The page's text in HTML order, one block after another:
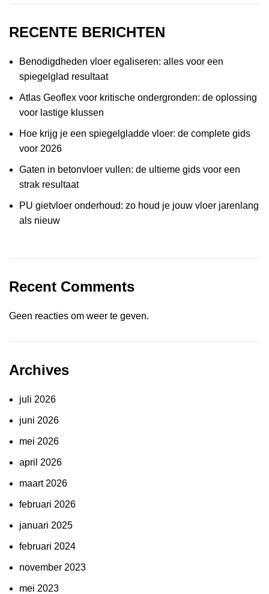
RECENTE BERICHTEN
Benodigdheden vloer egaliseren: alles voor een
spiegelglad resultaat
Atlas Geoflex voor kritische ondergronden: de oplossing
voor lastige klussen
Hoe krijg je een spiegelgladde vloer: de complete gids
voor 2026
Gaten in betonvloer vullen: de ultieme gids voor een
strak resultaat
PU gietvloer onderhoud: zo houd je jouw vloer jarenlang
als nieuw
Recent Comments
Geen reacties om weer te geven.
Archives
juli 2026
juni 2026
mei 2026
april 2026
maart 2026
februari 2026
januari 2025
februari 2024
november 2023
mei 2023